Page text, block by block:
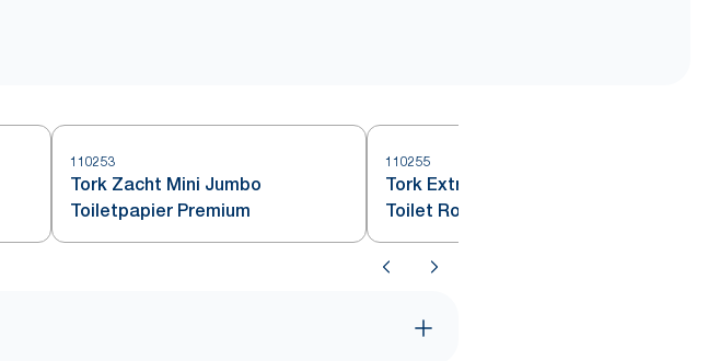
110253
Tork Zacht Mini Jumbo
Toiletpapier Premium
110255
Tork Extra Soft Mini Jumbo
Toilet Roll Premium – 3-Laags